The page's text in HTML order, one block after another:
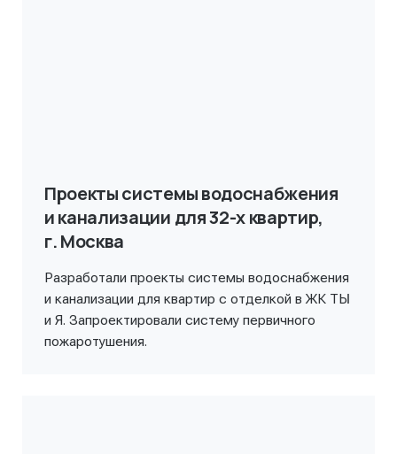
Проекты системы водоснабжения
и канализации для 32-х квартир,
г. Москва
Разработали проекты системы водоснабжения
и канализации для квартир с отделкой в ЖК ТЫ
и Я. Запроектировали систему первичного
пожаротушения.